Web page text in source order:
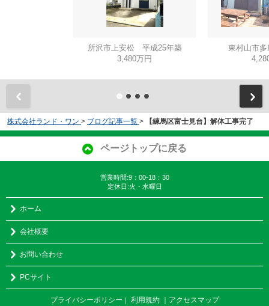
所沢市上安松 平成25年築
3,480万円
東村山市
株式会社ランド・ワン > ブログ記事一覧 > 【練馬区富士見台】解体工事完了
ページトップに戻る
営業時間:9：00-18：30
定休日:火・水曜日
ホーム
会社概要
お問い合わせ
PCサイト
プライバシーポリシー 利用規約 ｜アクセスマップ